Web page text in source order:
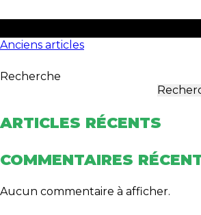
NAVIGATION
DES
Anciens articles
Recherche
ARTICLES RÉCENTS
COMMENTAIRES
Aucun commentaire à afficher.